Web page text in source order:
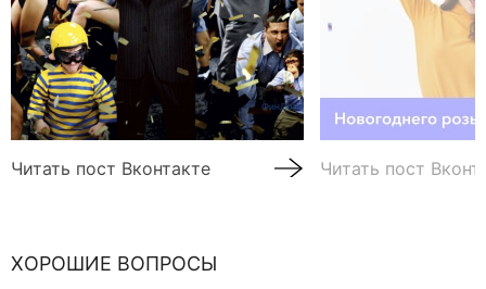
Читать пост Вконтакте Читать пост
ХОРОШИЕ ВОПРОСЫ